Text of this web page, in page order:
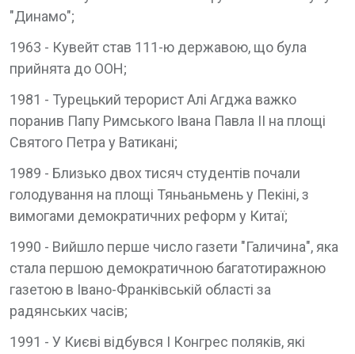
"Динамо";
1963 - Кувейт став 111-ю державою, що була
прийнята до ООН;
1981 - Турецький терорист Алі Агджа важко
поранив Папу Римського Івана Павла II на площі
Святого Петра у Ватикані;
1989 - Близько двох тисяч студентів почали
голодування на площі Тяньаньмень у Пекіні, з
вимогами демократичних реформ у Китаї;
1990 - Вийшло перше число газети "Галичина", яка
стала першою демократичною багатотиражною
газетою в Івано-Франківській області за
радянських часів;
1991 - У Києві відбувся I Конгрес поляків, які